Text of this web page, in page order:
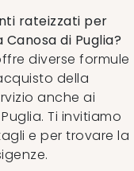
rateizzati per
di Puglia?
diverse formule
della
anche ai
Ti invitiamo
e per trovare la